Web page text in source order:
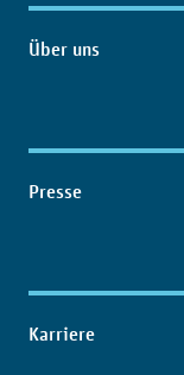
Über uns
Presse
Karriere